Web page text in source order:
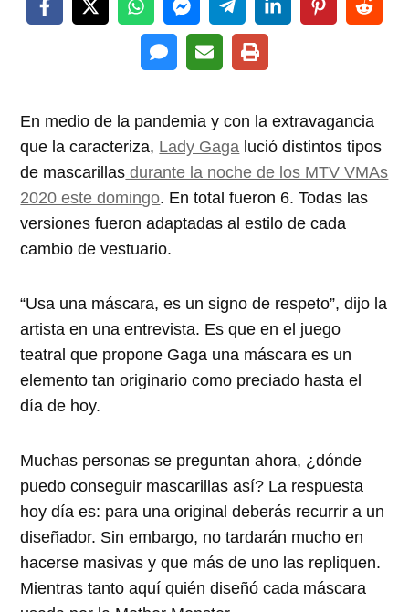
En medio de la pandemia y con la extravagancia
que la caracteriza, Lady Gaga lució distintos tipos
de mascarillas durante la noche de los MTV VMAs
2020 este domingo. En total fueron 6. Todas las
versiones fueron adaptadas al estilo de cada
cambio de vestuario.
“Usa una máscara, es un signo de respeto”, dijo la
artista en una entrevista. Es que en el juego
teatral que propone Gaga una máscara es un
elemento tan originario como preciado hasta el
día de hoy.
Muchas personas se preguntan ahora, ¿dónde
puedo conseguir mascarillas así? La respuesta
hoy día es: para una original deberás recurrir a un
diseñador. Sin embargo, no tardarán mucho en
hacerse masivas y que más de uno las repliquen.
Mientras tanto aquí quién diseñó cada máscara